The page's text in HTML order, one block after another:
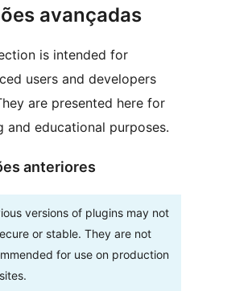
avançadas
is intended for
users and developers
are presented here for
and educational purposes.
anteriores
versions of plugins may not
or stable. They are not
for use on production